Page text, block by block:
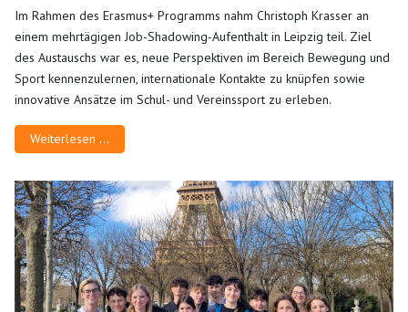
Im Rahmen des Erasmus+ Programms nahm Christoph Krasser an
einem mehrtägigen Job-Shadowing-Aufenthalt in Leipzig teil. Ziel
des Austauschs war es, neue Perspektiven im Bereich Bewegung und
Sport kennenzulernen, internationale Kontakte zu knüpfen sowie
innovative Ansätze im Schul- und Vereinssport zu erleben.
Weiterlesen …